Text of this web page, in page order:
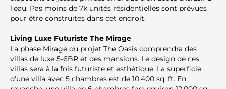
l'eau. Pas moins de 7k unités résidentielles sont prévues
pour être construites dans cet endroit.
Living Luxe Futuriste The Mirage
La phase Mirage du projet The Oasis comprendra des
villas de luxe 5-6BR et des mansions. Le design de ces
villas sera à la fois futuriste et esthétique. La superficie
d'une villa avec 5 chambres est de 10,400 sq. ft. En